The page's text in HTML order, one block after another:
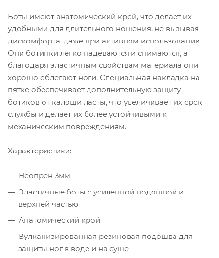
Боты имеют анатомический крой, что делает их
удобными для длительного ношения, не вызывая
дискомфорта, даже при активном использовании.
Они ботинки легко надеваются и снимаются, а
благодаря эластичным свойствам материала они
хорошо облегают ноги. Специальная накладка на
пятке обеспечивает дополнительную защиту
ботиков от калоши ласты, что увеличивает их срок
службы и делает их более устойчивыми к
механическим повреждениям.
Характеристики:
Неопрен 3мм
Эластичные боты с усиленной подошвой и
верхней частью
Анатомический крой
Вулканизированная резиновая подошва для
защиты ног в воде и на суше